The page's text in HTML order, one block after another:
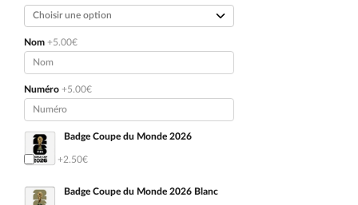
89.90€.49.90€.
Nom +5.00€
Numéro +5.00€
Badge Coupe du Monde 2026
Oui +2.50€
Badge Coupe du Monde 2026 Blanc